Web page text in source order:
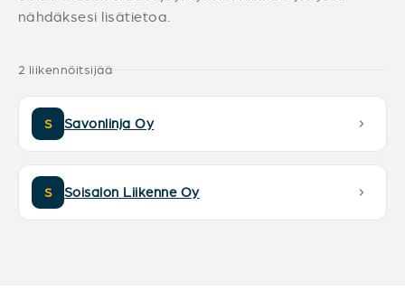
nähdäksesi lisätietoa.
2 liikennöitsijää
S Savonlinja Oy
S Soisalon Liikenne Oy